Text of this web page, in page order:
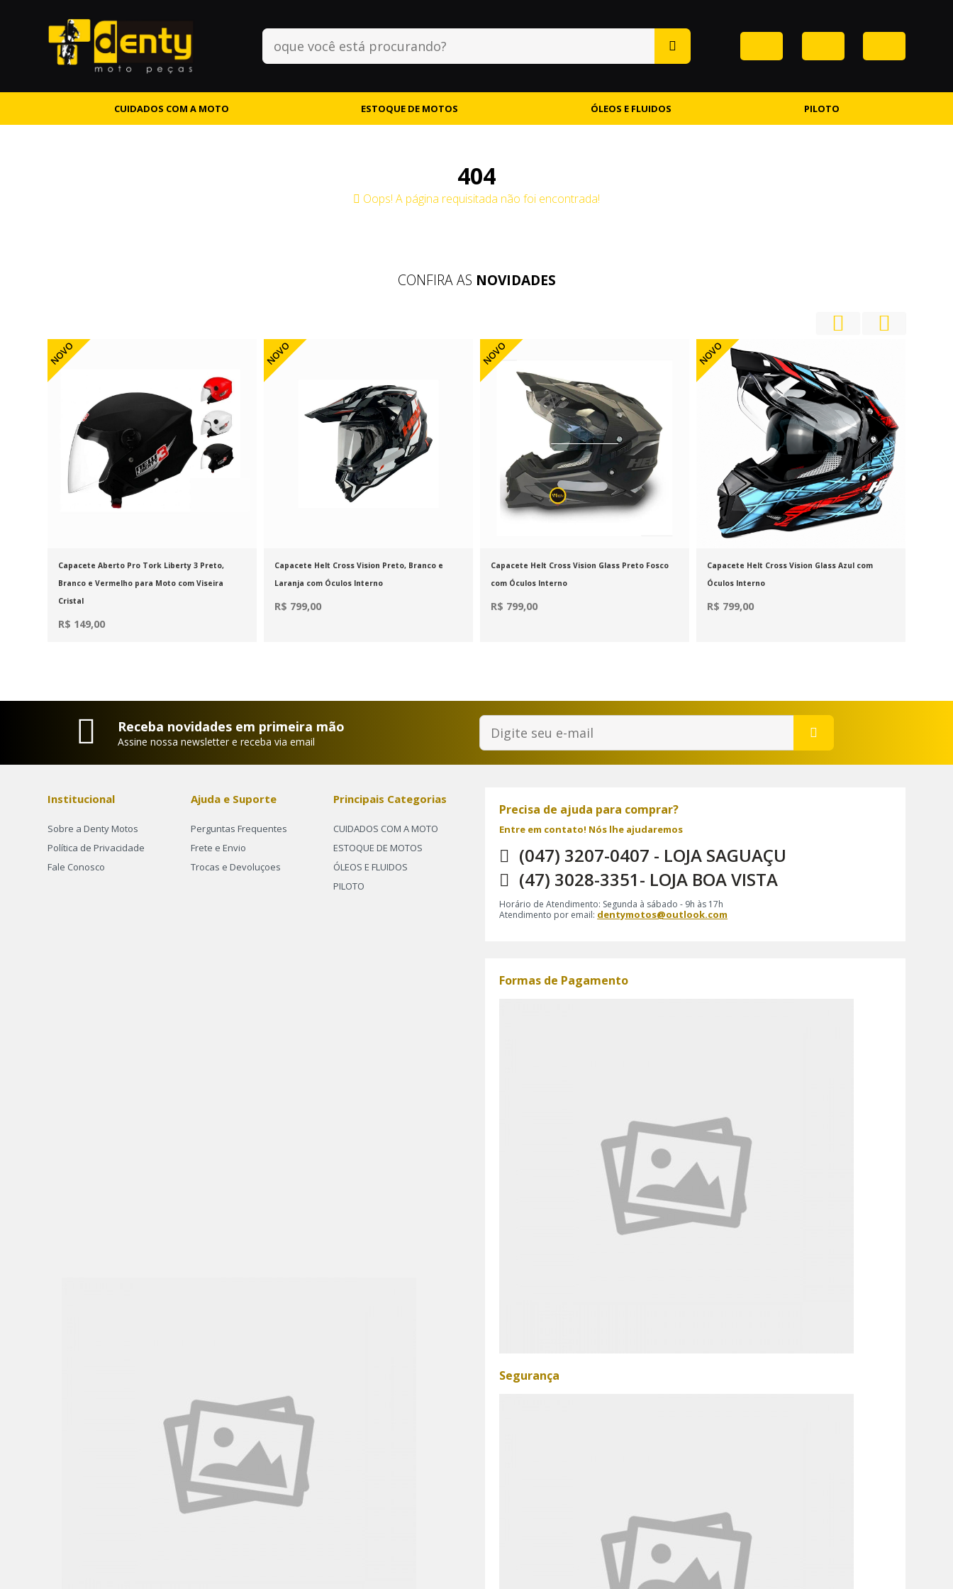
CUIDADOS COM A MOTO ESTOQUE DE MOTOS ÓLEOS E FLUIDOS PILOTO
404
Oops! A página requisitada não foi encontrada!
CONFIRA AS NOVIDADES
NOVO
Capacete Aberto Pro Tork Liberty 3 Preto,
Branco e Vermelho para Moto com Viseira
Cristal
R$ 149,00
NOVO
Capacete Helt Cross Vision Preto, Branco e
Laranja com Óculos Interno
R$ 799,00
NOVO
Capacete Helt Cross Vision Glass Preto Fosco
com Óculos Interno
R$ 799,00
NOVO
Capacete Helt Cross Vision Glass Azul com
Óculos Interno
R$ 799,00
Receba novidades em primeira mão
Assine nossa newsletter e receba via email
Institucional
Sobre a Denty Motos
Política de Privacidade
Fale Conosco
Ajuda e Suporte
Perguntas Frequentes
Frete e Envio
Trocas e Devoluçoes
Principais Categorias
CUIDADOS COM A MOTO
ESTOQUE DE MOTOS
ÓLEOS E FLUIDOS
PILOTO
Precisa de ajuda para comprar?
Entre em contato! Nós lhe ajudaremos
(047) 3207-0407 - LOJA SAGUAÇU
(47) 3028-3351- LOJA BOA VISTA
Horário de Atendimento: Segunda à sábado - 9h às 17h
Atendimento por email: dentymotos@outlook.com
Formas de Pagamento
Segurança